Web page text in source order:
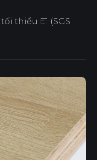
thiểu E1 (SGS